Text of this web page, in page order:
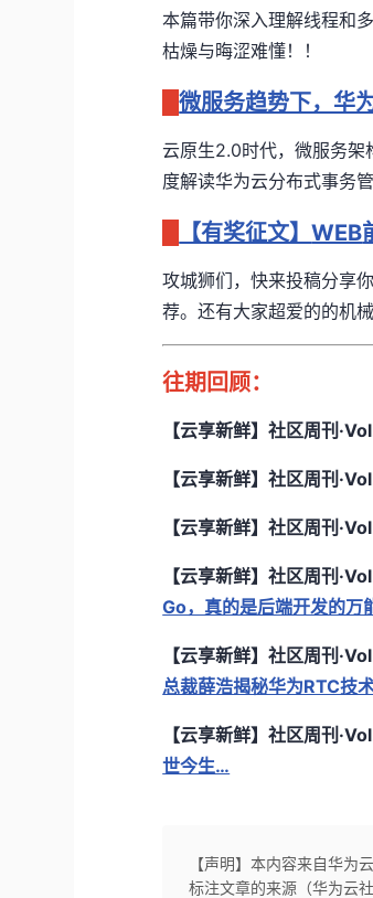
本篇带你深入理解线程和
枯燥与晦涩难懂！！
微服务趋势下，华
云原生2.0时代，微服务架
度解读华为云分布式事务
【有奖征文】WEB
攻城狮们，快来投稿分享
荐。还有大家超爱的的机
往期回顾：
【云享新鲜】社区周刊
【云享新鲜】社区周刊
【云享新鲜】社区周刊
【云享新鲜】社区周刊
Go，真的是后端开发的万
【云享新鲜】社区周刊
总裁薛浩揭秘华为RTC技
【云享新鲜】社区周刊
世今生…
【声明】本内容来自华为
标注文章的来源（华为云